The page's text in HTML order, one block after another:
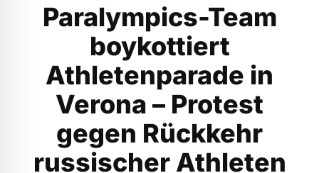
Paralympics-Team
boykottiert
Athletenparade in
Verona – Protest
gegen Rückkehr
russischer Athleten